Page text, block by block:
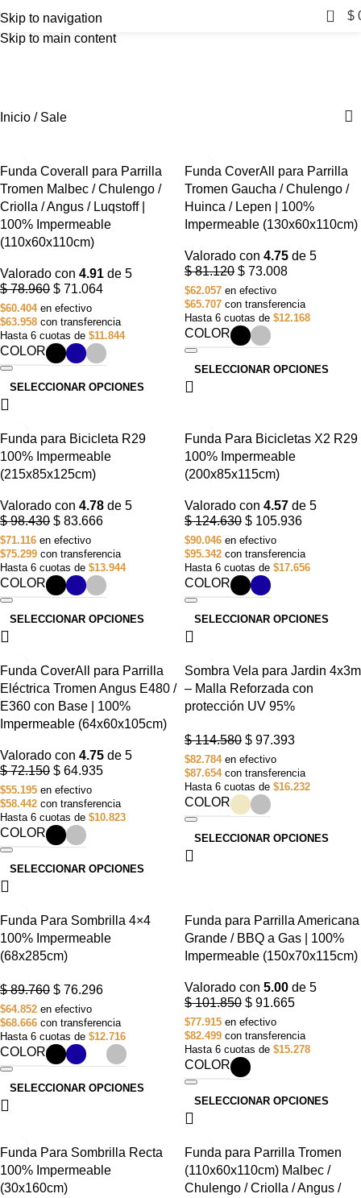
Skip to navigation
Skip to main content
0 $
Inicio Sale
Funda Coverall para Parrilla
Tromen Malbec / Chulengo /
Criolla / Angus / Luqstoff |
100% Impermeable
(110x60x110cm)
Valorado con 4.91 de 5
$78.960 $ 71.064
$60.404en efectivo
$63.958 con transferencia
Hasta 6 cuotas de $11.844
COLOR
SELECCIONAR OPCIONES
Funda CoverAll para Parrilla
Tromen Gaucha / Chulengo /
Huinca / Lepen | 100%
Impermeable (130x60x110cm)
Valorado con 4.75 de 5
$81.120 $ 73.008
$62.057 en efectivo
$65.707 con transferencia
Hasta 6 cuotas de $12.168
COLOR
SELECCIONAR OPCIONES
Funda para Bicicleta R29
100% Impermeable
(215x85x125cm)
Valorado con 4.78 de 5
$98.430 $ 83.666
$71.116 en efectivo
$75.299 con transferencia
Hasta 6 cuotas de $13.944
COLOR
SELECCIONAR OPCIONES
Funda Para Bicicletas X2 R29
100% Impermeable
(200x85x115cm)
Valorado con 4.57 de 5
$124.630 $ 105.936
$90.046 en efectivo
$95.342 con transferencia
Hasta 6 cuotas de $17.656
COLOR
SELECCIONAR OPCIONES
Funda CoverAll para Parrilla
Eléctrica Tromen Angus E480 /
E360 con Base | 100%
Impermeable (64x60x105cm)
Valorado con 4.75 de 5
$72.150 $ 64.935
$55.195 en efectivo
$58.442 con transferencia
Hasta 6 cuotas de $10.823
COLOR
SELECCIONAR OPCIONES
Sombra Vela para Jardin 4x3m
– Malla Reforzada con
protección UV 95%
$114.580 $ 97.393
$82.784en efectivo
$87.654con transferencia
Hasta 6 cuotas de $16.232
COLOR
SELECCIONAR OPCIONES
Funda Para Sombrilla 4×4
100% Impermeable
(68x285cm)
$89.760 $ 76.296
$64.852 en efectivo
$68.666 con transferencia
Hasta 6 cuotas de $12.716
COLOR
SELECCIONAR OPCIONES
Funda para Parrilla Americana
Grande / BBQ a Gas | 100%
Impermeable (150x70x115cm)
Valorado con 5.00 de 5
$101.850 $ 91.665
$77.915 en efectivo
$82.499 con transferencia
Hasta 6 cuotas de $15.278
COLOR
SELECCIONAR OPCIONES
Funda Para Sombrilla Recta
100% Impermeable
(30x160cm)
Funda para Parrilla Tromen
(110x60x110cm) Malbec /
Chulengo / Criolla / Angus /